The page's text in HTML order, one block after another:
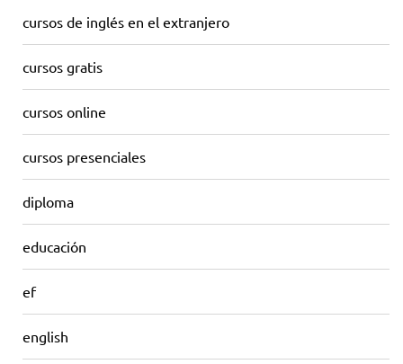
cursos de inglés en el extranjero
cursos gratis
cursos online
cursos presenciales
diploma
educación
ef
english